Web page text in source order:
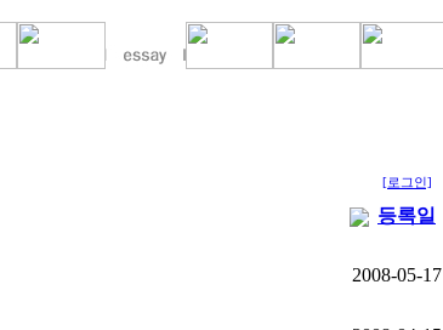
[로그인]
등록일
2008-05-17